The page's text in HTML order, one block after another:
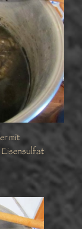
mit
Eisensulfat